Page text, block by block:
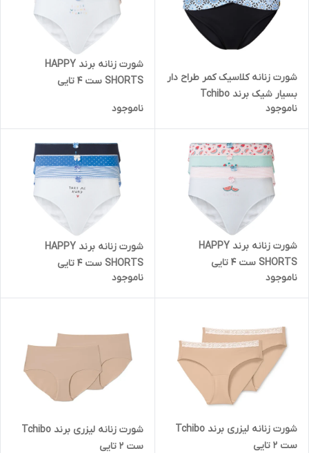
شورت زنانه کلاسیک کمر طراح دار
بسیار شیک برند Tchibo
ناموجود
شورت زنانه برند HAPPY
SHORTS ست 4 تایی
ناموجود
شورت زنانه برند HAPPY
SHORTS ست 4 تایی
ناموجود
شورت زنانه برند HAPPY
SHORTS ست 4 تایی
ناموجود
شورت زنانه لیزری برند Tchibo
ست 2 تایی
شورت زنانه لیزری برند Tchibo
ست 2 تایی